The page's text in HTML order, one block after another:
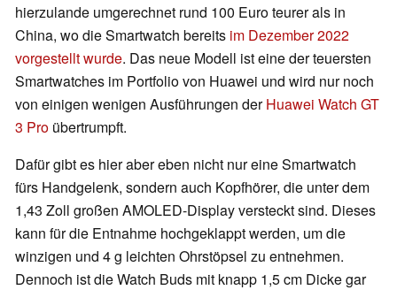
hierzulande umgerechnet rund 100 Euro teurer als in
China, wo die Smartwatch bereits im Dezember 2022
vorgestellt wurde. Das neue Modell ist eine der teuersten
Smartwatches im Portfolio von Huawei und wird nur noch
von einigen wenigen Ausführungen derHuawei Watch GT
3 Pro übertrumpft.
Dafür gibt es hier aber eben nicht nur eine Smartwatch
fürs Handgelenk, sondern auch Kopfhörer, die unter dem
1,43 Zoll großen AMOLED-Display versteckt sind. Dieses
kann für die Entnahme hochgeklappt werden, um die
winzigen und 4 g leichten Ohrstöpsel zu entnehmen.
Dennoch ist die Watch Buds mit knapp 1,5 cm Dicke gar